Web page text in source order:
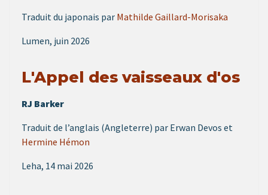
Traduit du japonais par Mathilde Gaillard-Morisaka
Lumen, juin 2026
L'Appel des vaisseaux d'os
RJ Barker
Traduit de l’anglais (Angleterre) par Erwan Devos et
Hermine Hémon
Leha, 14 mai 2026